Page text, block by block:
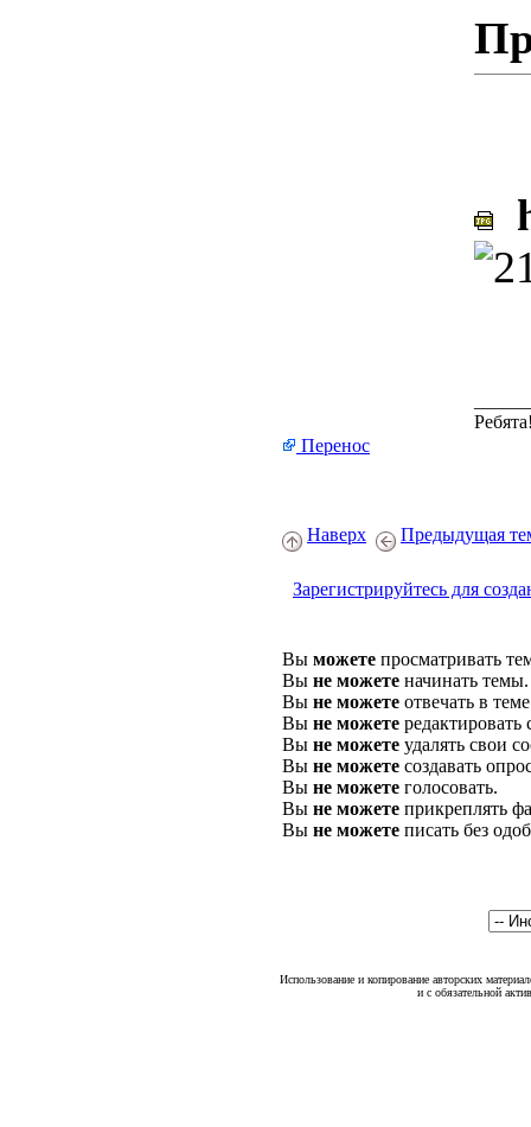
Перенос
Наверх Предыдущая
Зарегистрируйтесь для
Вы можете просматривать
Вы не можете начинать темы.
Вы не можете отвечать в
Вы не можете
Вы не можете удалять свои
Вы не можете создавать
Вы не можете голосовать.
Вы не можете прикреплять
Вы не можете писать без
Использование и копирование авторских
и с обязательной